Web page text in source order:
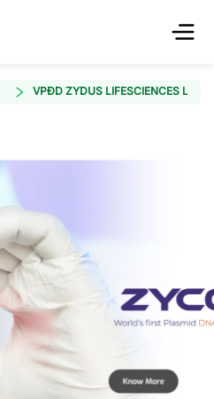
VPĐD ZYDUS LIFESCIENCES